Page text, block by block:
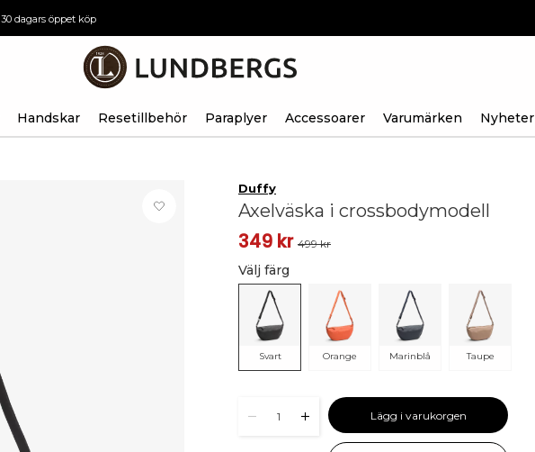
30 dagars öppet köp
Handskar Resetillbehör Paraplyer Accessoarer Varumärken Nyheter
Duffy
Axelväska i crossbodymodell
349 kr 499 kr
Välj färg
Svart Orange Marinblå Taupe
1 Lägg i varukorgen